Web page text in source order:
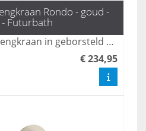
Rondo - goud -
Futurbath
De Rondo inbouw mengkraan in geborsteld mat goud voegt een luxe uitstraling toe aan uw badkamer. Met een praktische uitloop van 20 cm combineert deze kraan elegant design met optimale functionaliteit, perfect voor een moderne badkamerinrichting. Upgrade uw ruimte met deze stijlvolle en duurzame kraan.
€ 234,95